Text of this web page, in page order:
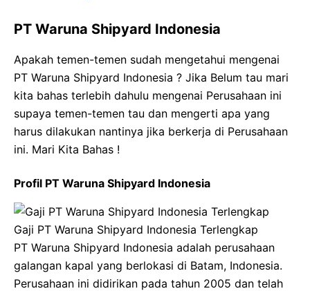
PT Waruna Shipyard Indonesia
Apakah temen-temen sudah mengetahui mengenai
PT Waruna Shipyard Indonesia ? Jika Belum tau mari
kita bahas terlebih dahulu mengenai Perusahaan ini
supaya temen-temen tau dan mengerti apa yang
harus dilakukan nantinya jika berkerja di Perusahaan
ini. Mari Kita Bahas !
Profil PT Waruna Shipyard Indonesia
Gaji PT Waruna Shipyard Indonesia Terlengkap
PT Waruna Shipyard Indonesia adalah perusahaan
galangan kapal yang berlokasi di Batam, Indonesia.
Perusahaan ini didirikan pada tahun 2005 dan telah